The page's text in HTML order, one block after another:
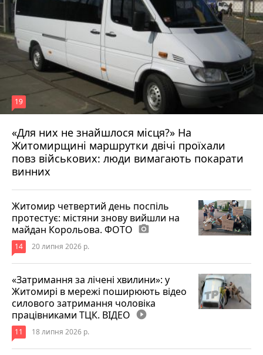
«Для них не знайшлося місця?» На
Житомирщині маршрутки двічі проїхали
повз військових: люди вимагають покарати
винних
19
17 липня 2026 р.
Житомир четвертий день поспіль
протестує: містяни знову вийшли на
майдан Корольова. ФОТО photo_camera
14 20 липня 2026 р.
«Затримання за лічені хвилини»: у
Житомирі в мережі поширюють відео
силового затримання чоловіка
працівниками ТЦК. ВІДЕО play_circle_filled
11 18 липня 2026 р.